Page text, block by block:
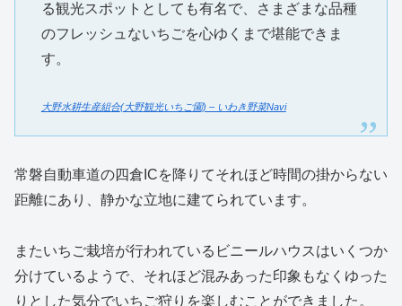
る観光スポットとしても有名で、さまざまな品種
のフレッシュないちごを心ゆくまで堪能できま
す。
大野水耕生産組合(大野観光いちご園) – いわき野菜Navi
常磐自動車道の四倉ICを降りてそれほど時間の掛からない
距離にあり、静かな立地に建てられています。
またいちご栽培が行われているビニールハウスはいくつか
分けているようで、それほど混みあった印象もなくゆった
りとした気分でいちご狩りを楽しむことができました。